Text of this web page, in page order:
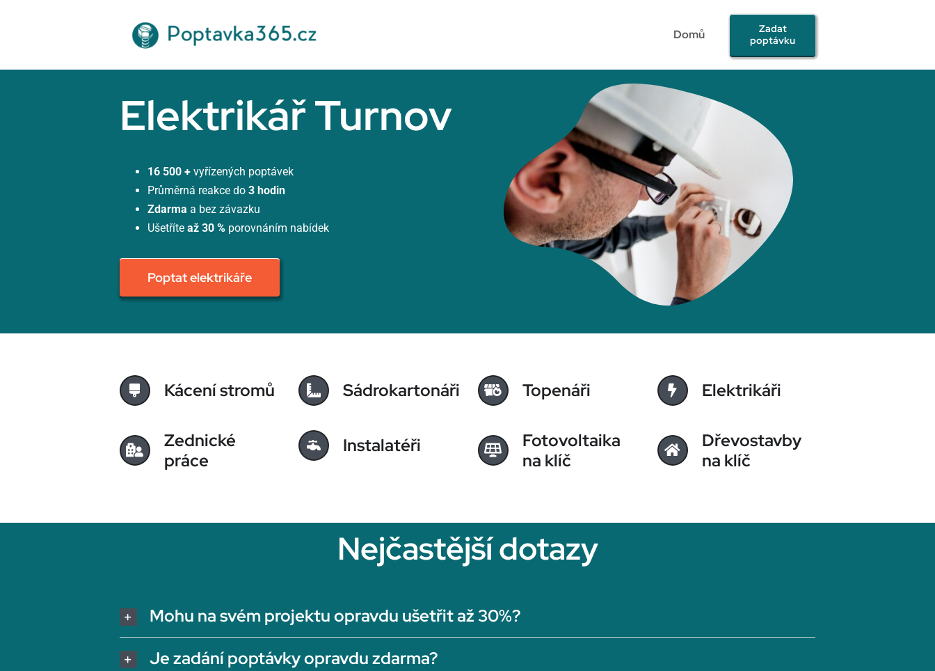
Domů
Zadat
poptávku
Elektrikář Turnov
16 500 + vyřízených poptávek
Průměrná reakce do 3 hodin
Zdarma a bez závazku
Ušetříte až 30 %porovnáním nabídek
Poptat elektrikáře
Kácení stromů Sádrokartonáři Topenáři Elektrikáři
Zednické
práce
Instalatéři
Fotovoltaika
na klíč
Dřevostavby
na klíč
Nejčastější dotazy
Mohu na svém projektu opravdu ušetřit až 30%?
Je zadání poptávky opravdu zdarma?